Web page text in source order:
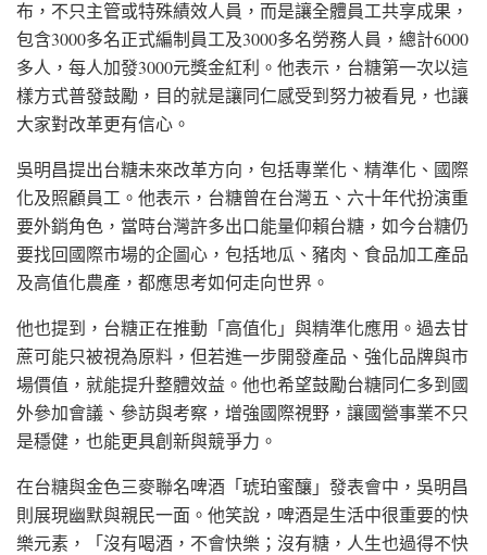
布，不只主管或特殊績效人員，而是讓全體員工共享成果，
包含3000多名正式編制員工及3000多名勞務人員，總計6000
多人，每人加發3000元獎金紅利。他表示，台糖第一次以這
樣方式普發鼓勵，目的就是讓同仁感受到努力被看見，也讓
大家對改革更有信心。
吳明昌提出台糖未來改革方向，包括專業化、精準化、國際
化及照顧員工。他表示，台糖曾在台灣五、六十年代扮演重
要外銷角色，當時台灣許多出口能量仰賴台糖，如今台糖仍
要找回國際市場的企圖心，包括地瓜、豬肉、食品加工產品
及高值化農產，都應思考如何走向世界。
他也提到，台糖正在推動「高值化」與精準化應用。過去甘
蔗可能只被視為原料，但若進一步開發產品、強化品牌與市
場價值，就能提升整體效益。他也希望鼓勵台糖同仁多到國
外參加會議、參訪與考察，增強國際視野，讓國營事業不只
是穩健，也能更具創新與競爭力。
在台糖與金色三麥聯名啤酒「琥珀蜜釀」發表會中，吳明昌
則展現幽默與親民一面。他笑說，啤酒是生活中很重要的快
樂元素，「沒有喝酒，不會快樂；沒有糖，人生也過得不快